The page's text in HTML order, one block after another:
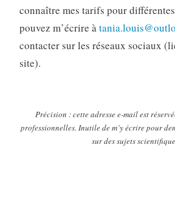
connaître mes tarifs pour
pouvez m’écrire à
contacter sur les réseaux sociaux
site).
Précision : cette adresse e-mail est
professionnelles. Inutile de m’y écrire pour
sur des sujets